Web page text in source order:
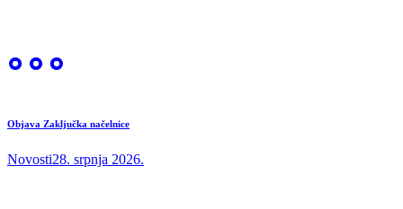
Objava Zaključka načelnice
Novosti28. srpnja 2026.